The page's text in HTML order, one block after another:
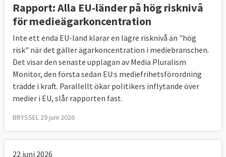
stadgan gäller endast när medlemsstaterna
genomför EU-lagstiftning.
Kommissionen stöder initiativ som bland
annat kartlägger mediefriheten i EU, bistår
journalister och sprider kunskap om
mediefrihet.
Källa: EU-kommissionens besked i mail till
Europaportalen 14 maj 2019.
Rapport: Alla EU-länder på hög risknivå
för medieägarkoncentration
Inte ett enda EU-land klarar en lägre risknivå än "hög
risk" när det gäller ägarkoncentration i mediebranschen.
Det visar den senaste upplagan av Media Pluralism
Monitor, den första sedan EU:s mediefrihetsförordning
trädde i kraft. Parallellt ökar politikers inflytande över
medier i EU, slår rapporten fast.
BRYSSEL 29 juni 2026
22 juni 2026